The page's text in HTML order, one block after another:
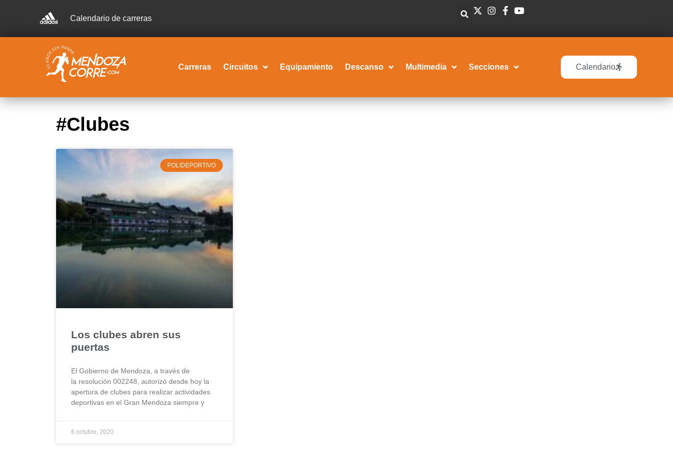
Calendario de carreras
Carreras Circuitos Equipamiento Descanso Multimedia Secciones Calendario
#Clubes
POLIDEPORTIVO
Los clubes abren sus
puertas
El Gobierno de Mendoza, a través de
la resolución 002248, autorizó desde hoy la
apertura de clubes para realizar actividades
deportivas en el Gran Mendoza siempre y
6 octubre, 2020